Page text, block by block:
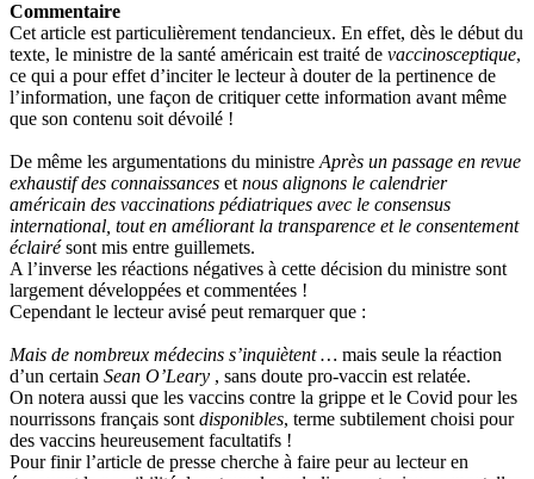
Commentaire
Cet article est particulièrement tendancieux. En effet, dès le début du
texte, le ministre de la santé américain est traité de vaccinosceptique,
ce qui a pour effet d’inciter le lecteur à douter de la pertinence de
l’information, une façon de critiquer cette information avant même
que son contenu soit dévoilé !
De même les argumentations du ministre Après un passage en revue
exhaustif des connaissances et nous alignons le calendrier
américain des vaccinations pédiatriques avec le consensus
international, tout en améliorant la transparence et le consentement
éclairésont mis entre guillemets.
A l’inverse les réactions négatives à cette décision du ministre sont
largement développées et commentées !
Cependant le lecteur avisé peut remarquer que :
Mais de nombreux médecins s’inquiètent … mais seule la réaction
d’un certain Sean O’Leary , sans doute pro-vaccin est relatée.
On notera aussi que les vaccins contre la grippe et le Covid pour les
nourrissons français sont disponibles, terme subtilement choisi pour
des vaccins heureusement facultatifs !
Pour finir l’article de presse cherche à faire peur au lecteur en